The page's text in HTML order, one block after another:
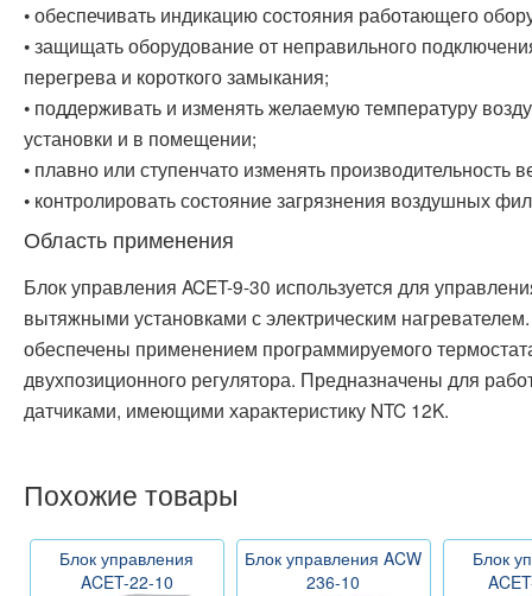
• обеспечивать индикацию состояния работающего
• защищать оборудование от неправильного
перегрева и короткого замыкания;
• поддерживать и изменять желаемую температуру
установки и в помещении;
• плавно или ступенчато изменять производительность
• контролировать состояние загрязнения воздушных
Область применения
Блок управления ACET-9-30 используется для
вытяжными установками с электрическим
обеспечены применением программируемого
двухпозиционного регулятора. Предназначены для
датчиками, имеющими характеристику NTC 12K.
Похожие товары
Блок управления
ACET-22-10
Блок управления ACW
236-10
Блок